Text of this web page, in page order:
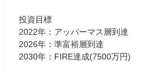
投資目標
2022年：アッパーマス層到達
2026年：準富裕層到達
2030年：FIRE達成(7500万円)